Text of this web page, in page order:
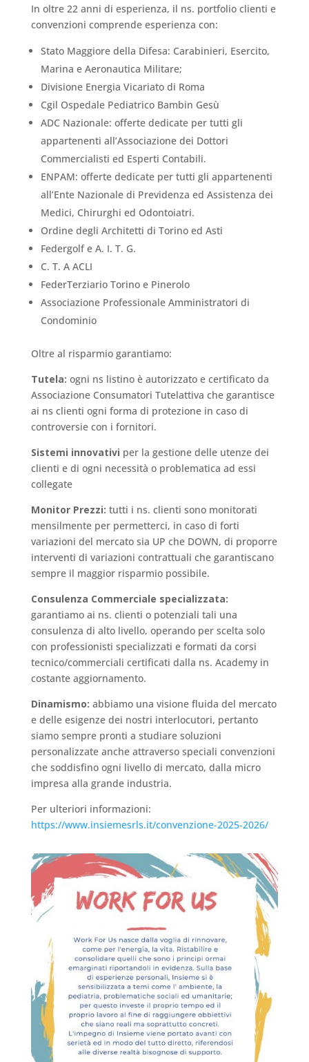
In oltre 22 anni di esperienza, il ns. portfolio clienti e
convenzioni comprende esperienza con:
Stato Maggiore della Difesa: Carabinieri, Esercito,
Marina e Aeronautica Militare;
Divisione Energia Vicariato di Roma
Cgil Ospedale Pediatrico Bambin Gesù
ADC Nazionale: offerte dedicate per tutti gli
appartenenti all’Associazione dei Dottori
Commercialisti ed Esperti Contabili.
ENPAM: offerte dedicate per tutti gli appartenenti
all’Ente Nazionale di Previdenza ed Assistenza dei
Medici, Chirurghi ed Odontoiatri.
Ordine degli Architetti di Torino ed Asti
Federgolf e A. I. T. G.
C. T. A ACLI
FederTerziario Torino e Pinerolo
Associazione Professionale Amministratori di
Condominio
Oltre al risparmio garantiamo:
Tutela: ogni ns listino è autorizzato e certificato da
Associazione Consumatori Tutelattiva che garantisce
ai ns clienti ogni forma di protezione in caso di
controversie con i fornitori.
Sistemi innovativi per la gestione delle utenze dei
clienti e di ogni necessità o problematica ad essi
collegate
Monitor Prezzi: tutti i ns. clienti sono monitorati
mensilmente per permetterci, in caso di forti
variazioni del mercato sia UP che DOWN, di proporre
interventi di variazioni contrattuali che garantiscano
sempre il maggior risparmio possibile.
Consulenza Commerciale specializzata:
garantiamo ai ns. clienti o potenziali tali una
consulenza di alto livello, operando per scelta solo
con professionisti specializzati e formati da corsi
tecnico/commerciali certificati dalla ns. Academy in
costante aggiornamento.
Dinamismo: abbiamo una visione fluida del mercato
e delle esigenze dei nostri interlocutori, pertanto
siamo sempre pronti a studiare soluzioni
personalizzate anche attraverso speciali convenzioni
che soddisfino ogni livello di mercato, dalla micro
impresa alla grande industria.
Per ulteriori informazioni:
https://www.insiemesrls.it/convenzione-2025-2026/